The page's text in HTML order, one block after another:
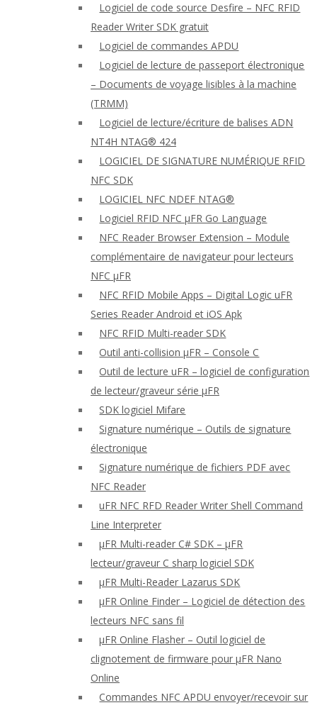
Logiciel de code source Desfire – NFC RFID
Reader Writer SDK gratuit
Logiciel de commandes APDU
Logiciel de lecture de passeport électronique
– Documents de voyage lisibles à la machine
(TRMM)
Logiciel de lecture/écriture de balises ADN
NT4H NTAG® 424
LOGICIEL DE SIGNATURE NUMÉRIQUE RFID
NFC SDK
LOGICIEL NFC NDEF NTAG®
Logiciel RFID NFC μFR Go Language
NFC Reader Browser Extension – Module
complémentaire de navigateur pour lecteurs
NFC μFR
NFC RFID Mobile Apps – Digital Logic uFR
Series Reader Android et iOS Apk
NFC RFID Multi-reader SDK
Outil anti-collision μFR – Console C
Outil de lecture uFR – logiciel de configuration
de lecteur/graveur série μFR
SDK logiciel Mifare
Signature numérique – Outils de signature
électronique
Signature numérique de fichiers PDF avec
NFC Reader
uFR NFC RFD Reader Writer Shell Command
Line Interpreter
μFR Multi-reader C# SDK – μFR
lecteur/graveur C sharp logiciel SDK
μFR Multi-Reader Lazarus SDK
μFR Online Finder – Logiciel de détection des
lecteurs NFC sans fil
μFR Online Flasher – Outil logiciel de
clignotement de firmware pour μFR Nano
Online
Commandes NFC APDU envoyer/recevoir sur